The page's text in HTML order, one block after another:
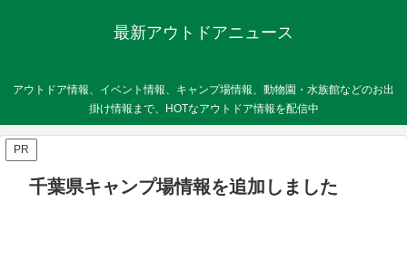
最新アウトドアニュース
アウトドア情報、イベント情報、キャンプ場情報、動物園・水族館などのお出
掛け情報まで、HOTなアウトドア情報を配信中
PR
千葉県キャンプ場情報を追加しました